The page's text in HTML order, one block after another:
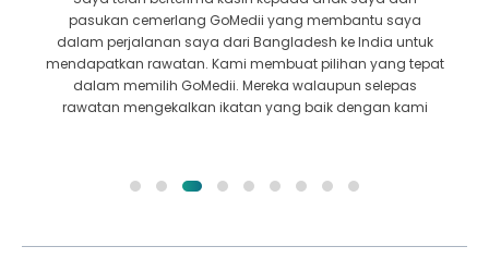
pasukan cemerlang GoMedii yang membantu saya
dalam perjalanan saya dari Bangladesh ke India untuk
mendapatkan rawatan. Kami membuat pilihan yang tepat
dalam memilih GoMedii. Mereka walaupun selepas
rawatan mengekalkan ikatan yang baik dengan kami